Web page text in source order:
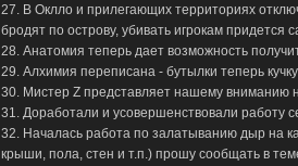
27. В Оклло и прилегающих территориях
бродят по острову, убивать игрокам придется
28. Анатомия теперь дает возможность
29. Алхимия переписана - бутылки теперь
30. Мистер Z представляет нашему вниманию
31. Доработали и усовершенствовали работу
32. Началась работа по залатыванию дыр на
крыши, пола, стен и т.п.) прошу сообщать в